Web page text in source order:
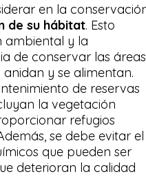
en la
de su hábitat. Esto
ambiental y la
de conservar las áreas
y se alimentan.
de reservas
la vegetación
refugios
se debe evitar el
que pueden ser
deterioran la calidad